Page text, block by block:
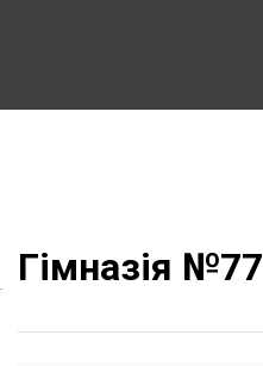
Гімназія №77